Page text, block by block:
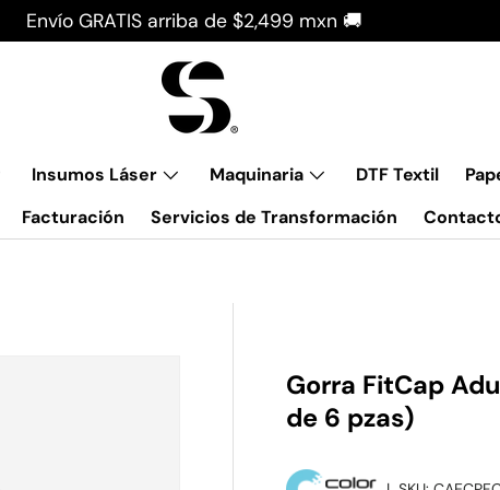
Envío GRATIS arriba de $2,499 mxn 🚚
Insumos Láser Maquinaria DTF Textil
Facturación Servicios de Transformación
Gorra FitCap
de 6 pzas)